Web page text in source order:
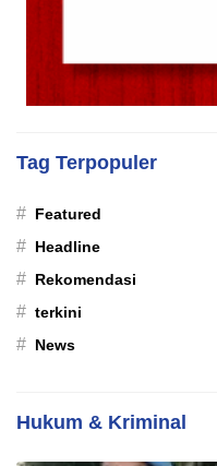
Tag Terpopuler
# Featured
# Headline
# Rekomendasi
# terkini
# News
Hukum & Kriminal